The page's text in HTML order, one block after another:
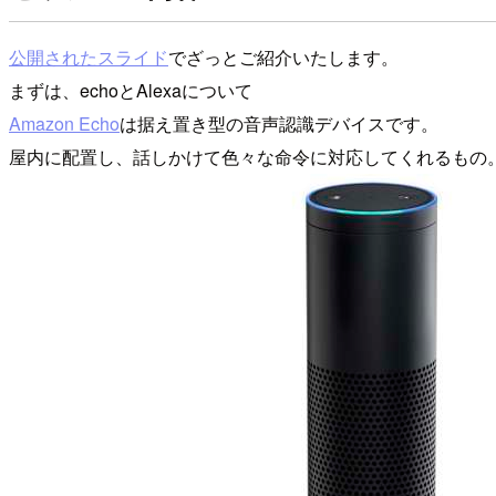
公開されたスライドでざっとご紹介いたします。
まずは、echoとAlexaについて
Amazon Echoは据え置き型の音声認識デバイスです。
屋内に配置し、話しかけて色々な命令に対応してくれるもの